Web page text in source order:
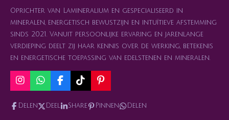
Oprichter van Lamineralium en gespecialiseerd in
mineralen, energetisch bewustzijn en intuïtieve afstemming
sinds 2021. Vanuit persoonlijke ervaring en jarenlange
verdieping deelt zij haar kennis over de werking, betekenis
en energetische toepassing van edelstenen en mineralen.
I
s
W
a
t
F
c
T
k
P
n
Delen Deel Share Pinnen Delen